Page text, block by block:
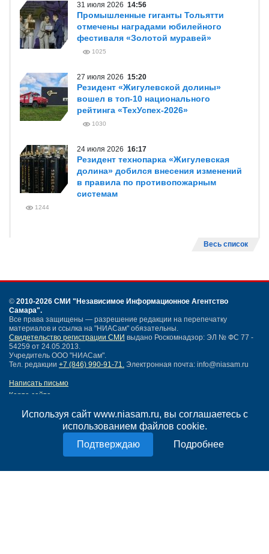
Используя сайт www.niasam.ru, вы соглашаетесь с
использованием файлов cookie.
Подробнее
31 июля 2026 14:56
Промышленные гиганты Тольятти
отмечены наградами юбилейного
фестиваля «Золотой муравей»
1025
27 июля 2026 15:20
Резидент «Жигулевской долины»
вошел в топ-10 национального
рейтинга «ТехУспех-2026»
1030
24 июля 2026 16:17
Резидент технопарка «Жигулевская
долина» добился внесения изменений
в правила по противопожарным
системам
1244
Весь список
© 2010-2026 СМИ "Независимое Информационное Агентство
Самара".
Все права защищены — разрешение редакции на перепечатку
материалов и ссылка на "НИАСам" обязательны.
Свидетельство регистрации СМИ выдано Роскомнадзор: ЭЛ № ФС 77 -
54259 от 24.05.2013.
Учредитель ООО "НИАСам".
Тел. редакции +7 (846) 990-91-71. Электронная почта: info@niasam.ru
Написать письмо
Карта сайта
Политика конфиденциальности
Согласие на обработку персональных данных